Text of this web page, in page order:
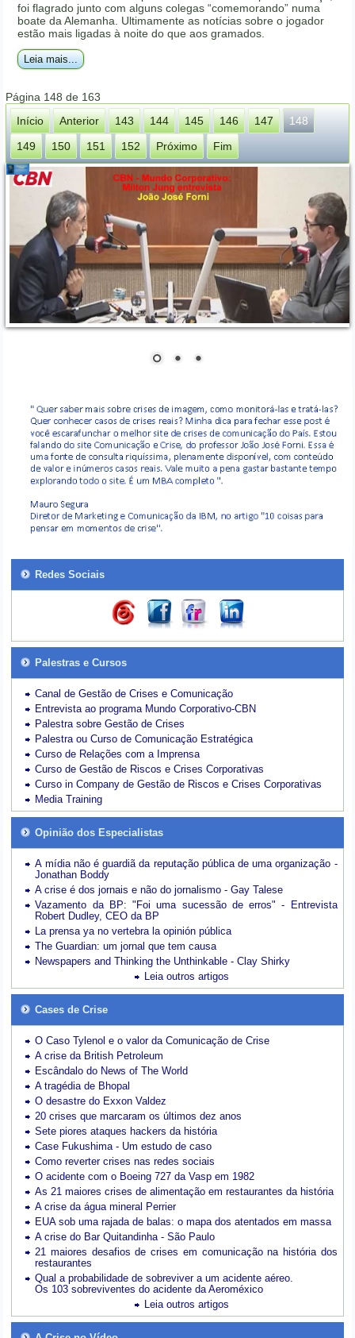
foi flagrado junto com alguns colegas “comemorando” numa
boate da Alemanha. Ultimamente as notícias sobre o jogador
estão mais ligadas à noite do que aos gramados.
Leia mais...
Página 148 de 163
Início
Anterior 143 144 145 146 147
148
149
150 151 152 Próximo Fim
Redes Sociais
Palestras e Cursos
Canal de Gestão de Crises e Comunicação
Entrevista ao programa Mundo Corporativo-CBN
Palestra sobre Gestão de Crises
Palestra ou Curso de Comunicação Estratégica
Curso de Relações com a Imprensa
Curso de Gestão de Riscos e Crises Corporativas
Curso in Company de Gestão de Riscos e Crises Corporativas
Media Training
Opinião dos Especialistas
A mídia não é guardiã da reputação pública de uma organização -
Jonathan Boddy
A crise é dos jornais e não do jornalismo - Gay Talese
Vazamento da BP: "Foi uma sucessão de erros" - Entrevista
Robert Dudley, CEO da BP
La prensa ya no vertebra la opinión pública
The Guardian: um jornal que tem causa
Newspapers and Thinking the Unthinkable - Clay Shirky
Leia outros artigos
Cases de Crise
O Caso Tylenol e o valor da Comunicação de Crise
A crise da British Petroleum
Escândalo do News of The World
A tragédia de Bhopal
O desastre do Exxon Valdez
20 crises que marcaram os últimos dez anos
Sete piores ataques hackers da história
Case Fukushima - Um estudo de caso
Como reverter crises nas redes sociais
O acidente com o Boeing 727 da Vasp em 1982
As 21 maiores crises de alimentação em restaurantes da história
A crise da água mineral Perrier
EUA sob uma rajada de balas: o mapa dos atentados em massa
A crise do Bar Quitandinha - São Paulo
21 maiores desafios de crises em comunicação na história dos
restaurantes
Qual a probabilidade de sobreviver a um acidente aéreo.
Os 103 sobreviventes do acidente da Aeroméxico
Leia outros artigos